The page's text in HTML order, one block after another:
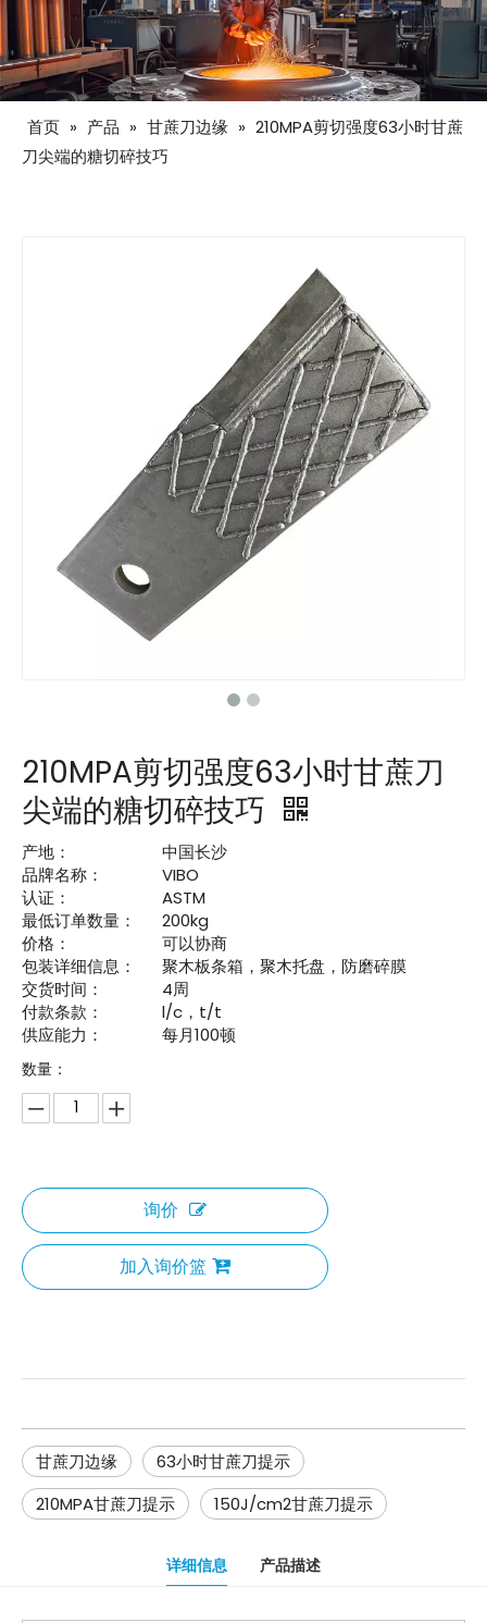
首页 » 产品 » 甘蔗刀边缘 » 210MPA剪切强度63小时甘蔗
刀尖端的糖切碎技巧
210MPA剪切强度63小时甘蔗刀
尖端的糖切碎技巧
产地：
中国长沙
品牌名称：
VIBO
认证：
ASTM
最低订单数量：
200kg
价格：
可以协商
包装详细信息：
聚木板条箱，聚木托盘，防磨碎膜
交货时间：
4周
付款条款：
l/c，t/t
供应能力：
每月100顿
数量：
询价
加入询价篮
甘蔗刀边缘
63小时甘蔗刀提示
210MPA甘蔗刀提示
150J/cm2甘蔗刀提示
详细信息 产品描述